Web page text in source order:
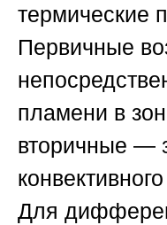
термические
Первичные
пламени в
вторичные —
Для